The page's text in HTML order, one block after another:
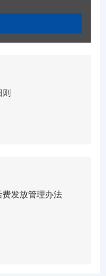
发放管理办法